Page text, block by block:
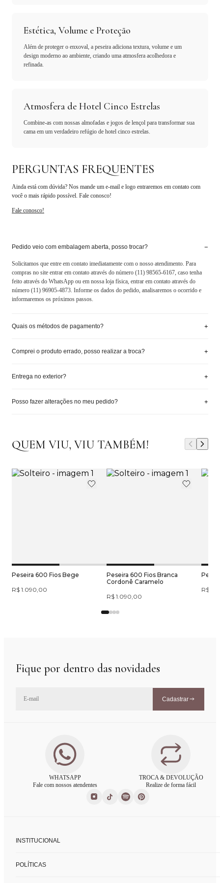
Estética, Volume e Proteção
Além de proteger o enxoval, a peseira adiciona textura, volume e um
design moderno ao ambiente, criando uma atmosfera acolhedora e
refinada.
Atmosfera de Hotel Cinco Estrelas
Combine-as com nossas almofadas e jogos de lençol para transformar sua
cama em um verdadeiro refúgio de hotel cinco estrelas.
PERGUNTAS FREQUENTES
Ainda está com dúvida? Nos mande um e-mail e logo entraremos em contato com
você o mais rápido possível. Fale conosco!
Fale conosco!
Pedido veio com embalagem aberta, posso trocar? −
Solicitamos que entre em contato imediatamente com o nosso atendimento. Para
compras no site entrar em contato através do número (11) 98565-6167, caso tenha
feito através do WhatsApp ou em nossa loja física, entrar em contato através do
número (11) 96905-4873. Informe os dados do pedido, analisaremos o ocorrido e
informaremos os próximos passos.
Quais os métodos de pagamento? +
Comprei o produto errado, posso realizar a troca? +
Entrega no exterior? +
Posso fazer alterações no meu pedido? +
QUEM VIU, VIU TAMBÉM!
Peseira 600 Fios Bege
R$ 1.090,00
Peseira 600 Fios Branca
Cordonê Caramelo
R$ 1.090,00
R$
Fique por dentro das novidades
Cadastrar
WHATSAPP
Fale com nossos atendentes
TROCA & DEVOLUÇÃO
Realize de forma fácil
INSTITUCIONAL
Nossas lojas
POLÍTICAS